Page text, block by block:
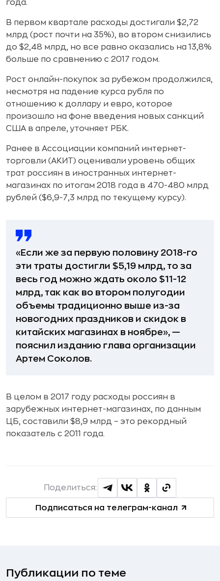
года.
В первом квартале расходы достигали $2,72
млрд (рост почти на 35%), во втором снизились
до $2,48 млрд, но все равно оказались на 13,8%
больше по сравнению с 2017 годом.
Рост онлайн-покупок за рубежом продолжился,
несмотря на падение курса рубля по
отношению к доллару и евро, которое
произошло на фоне введения новых санкций
США в апреле, уточняет РБК.
Ранее в Ассоциации компаний интернет-
торговли (АКИТ) оценивали уровень общих
трат россиян в иностранных интернет-
магазинах по итогам 2018 года в 470-480 млрд
рублей ($6,9-7,3 млрд по текущему курсу).
«Если же за первую половину 2018-го
эти траты достигли $5,19 млрд, то за
весь год можно ждать около $11-12
млрд, так как во втором полугодии
объемы традиционно выше из-за
новогодних праздников и скидок в
китайских магазинах в ноябре», —
пояснил изданию глава организации
Артем Соколов.
В целом в 2017 году расходы россиян в
зарубежных интернет-магазинах, по данным
ЦБ, составили $8,9 млрд – это рекордный
показатель с 2011 года.
Подписаться на телеграм-канал
Поделиться:
Публикации по теме